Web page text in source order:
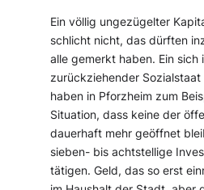
Ein völlig ungezügelter
schlicht nicht, das dürften
alle gemerkt haben. Ein sich
zurückziehender
haben in Pforzheim zum
Situation, dass keine der
dauerhaft mehr geöffnet
sieben- bis achtstellige
tätigen. Geld, das so erst